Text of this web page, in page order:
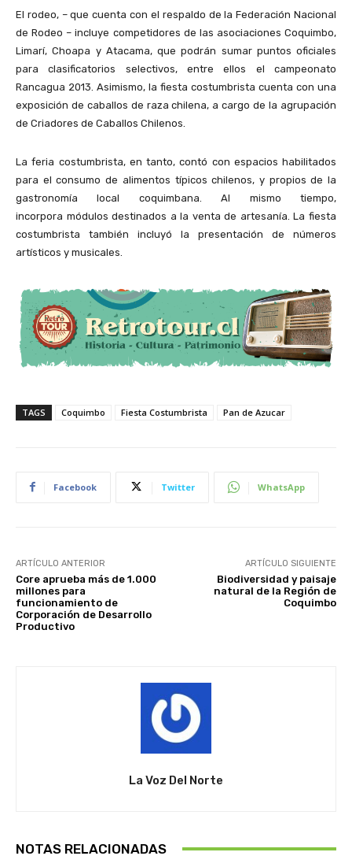
El rodeo, – que cuenta con el respaldo de la Federación Nacional
de Rodeo – incluye competidores de las asociaciones Coquimbo,
Limarí, Choapa y Atacama, que podrán sumar puntos oficiales
para clasificatorios selectivos, entre ellos el campeonato
Rancagua 2013. Asimismo, la fiesta costumbrista cuenta con una
exposición de caballos de raza chilena, a cargo de la agrupación
de Criadores de Caballos Chilenos.
La feria costumbrista, en tanto, contó con espacios habilitados
para el consumo de alimentos típicos chilenos, y propios de la
gastronomía local coquimbana. Al mismo tiempo,
incorpora módulos destinados a la venta de artesanía. La fiesta
costumbrista también incluyó la presentación de números
artísticos y musicales.
TAGS Coquimbo Fiesta Costumbrista Pan de Azucar
Facebook Twitter WhatsApp
ARTÍCULO ANTERIOR
Core aprueba más de 1.000
millones para
funcionamiento de
Corporación de Desarrollo
Productivo
ARTÍCULO SIGUIENTE
Biodiversidad y paisaje
natural de la Región de
Coquimbo
La Voz Del Norte
NOTAS RELACIONADAS